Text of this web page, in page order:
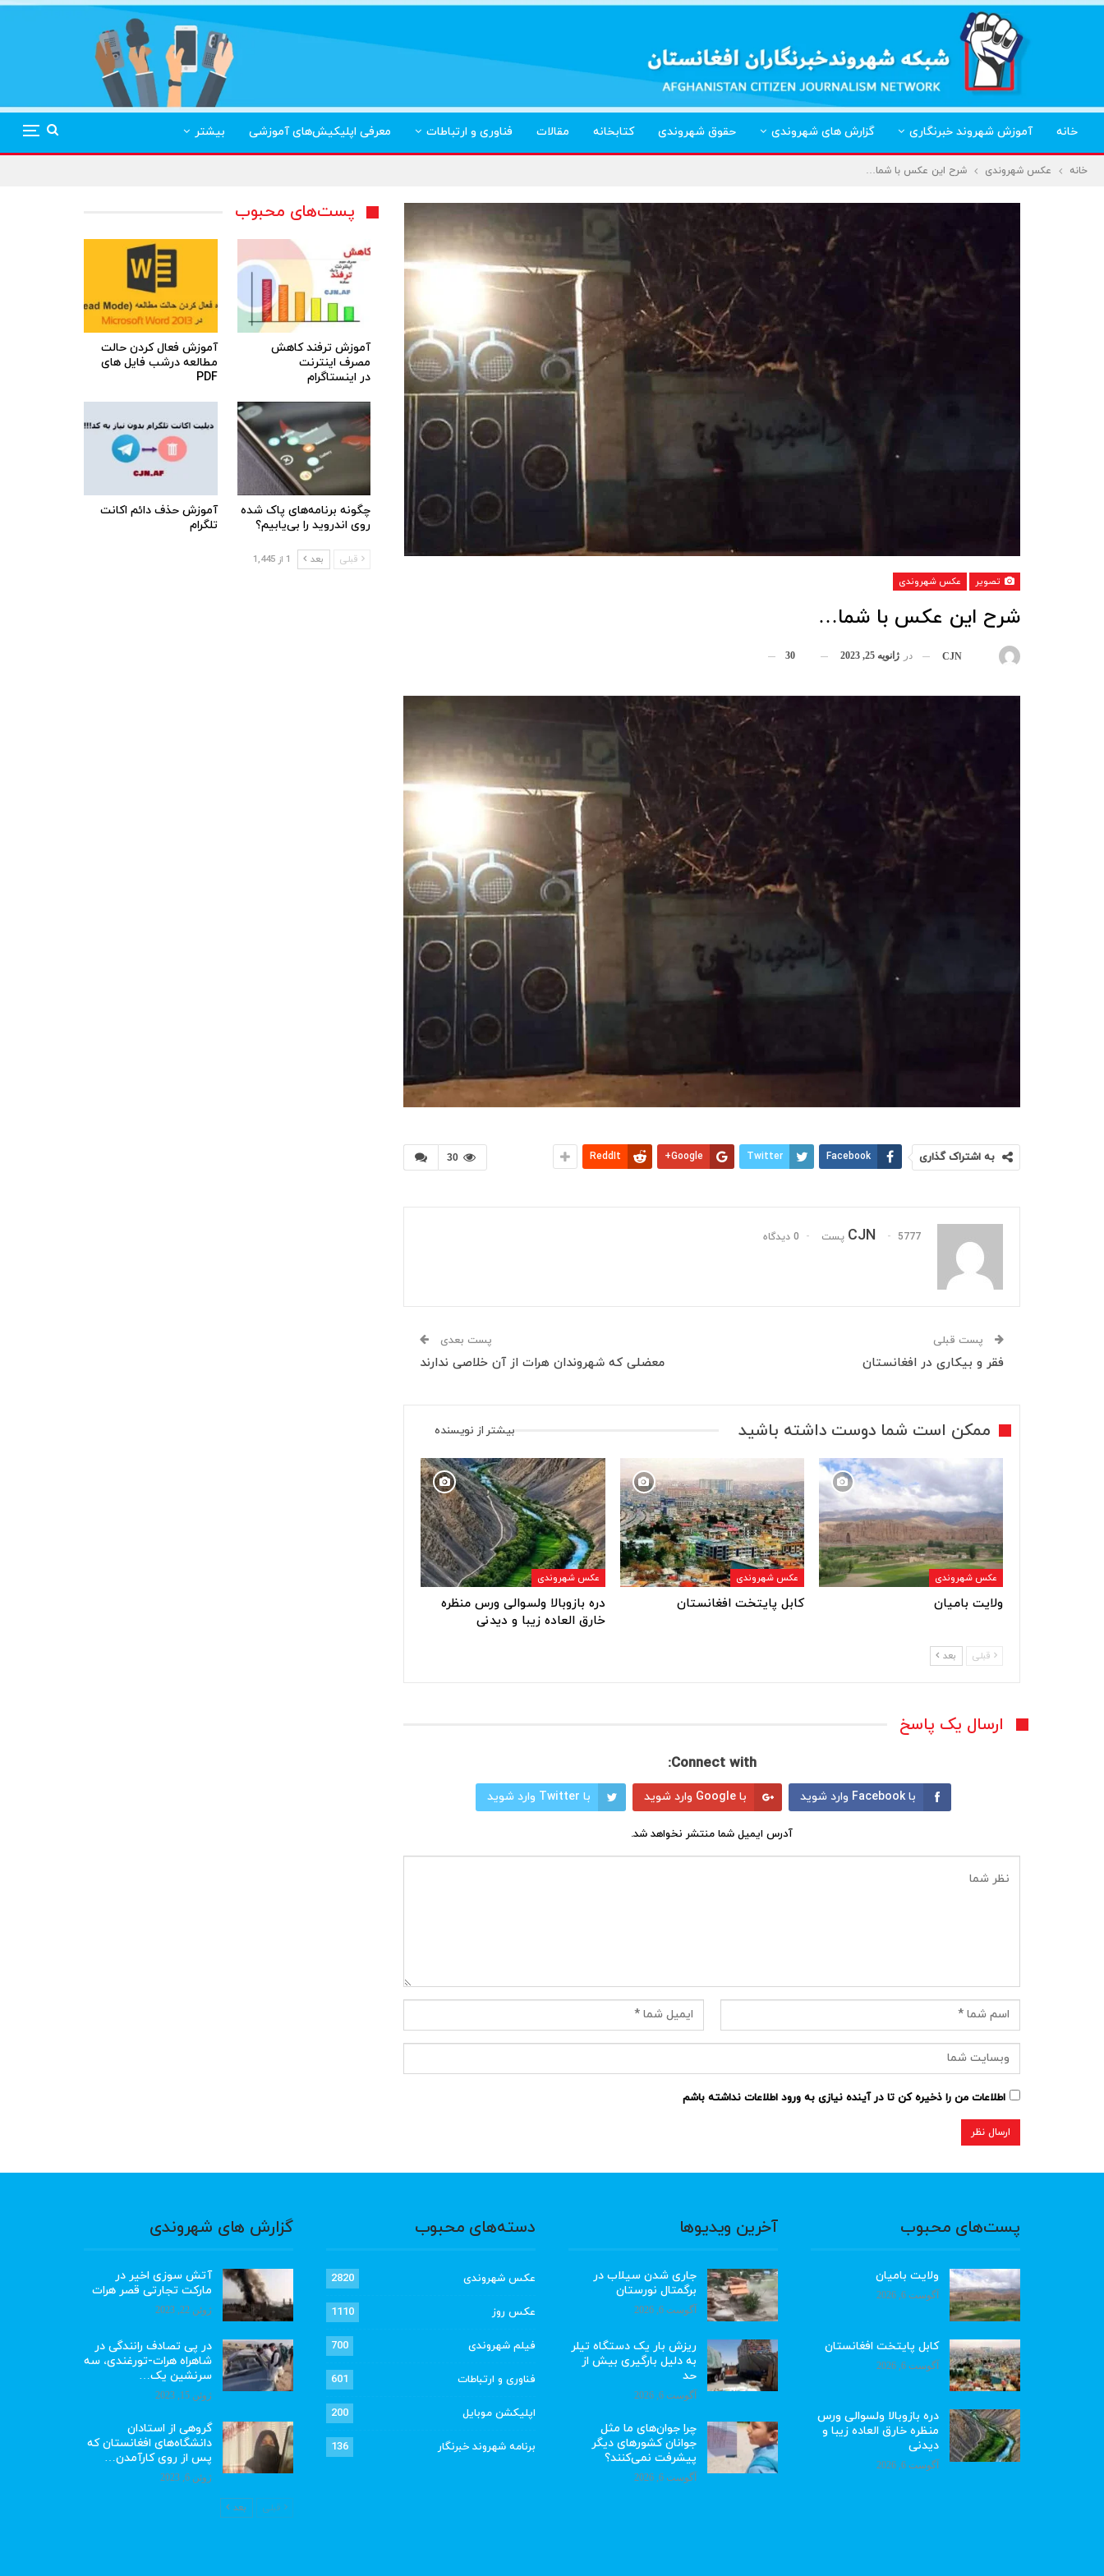
خانه آموزش شهروند خبرنگاری گزارش های شهروندی حقوق شهروندی کتابخانه مقالات فناوری و ارتباطات معرفی اپلیکیش‌های آموزشی بیشتر
خانه عکس شهروندی شرح این عکس با شما…
تصویر عکس شهروندی
شرح این عکس با شما…
CJN در ژانویه 25, 2023 30
30 به اشتراک گذاری Facebook
Twitter
Google+
ReddIt
CJN 5777 پست 0 دیدگاه
پست قبلی
فقر و بیکاری در افغانستان
پست بعدی
معضلی که شهروندان هرات از آن خلاصی ندارند
ممکن است شما دوست داشته باشید بیشتر از نویسنده
عکس شهروندی
ولایت بامیان
عکس شهروندی
کابل پایتخت افغانستان
عکس شهروندی
دره بازوبالا ولسوالی ورس منظره
خارق العاده زیبا و دیدنی
قبلی بعد
ارسال یک پاسخ
Connect with:
با Facebook وارد شوید با Google وارد شوید با Twitter وارد شوید
آدرس ایمیل شما منتشر نخواهد شد.
اطلاعات من را ذخیره کن تا در آینده نیازی به ورود اطلاعات نداشته باشم
پست‌های محبوب
آموزش ترفند کاهش
مصرف اینترنت
در اینستاگرام
آموزش فعال کردن حالت
مطالعه درشب فایل های
PDF
چگونه برنامه‌های پاک شده
روی اندروید را بی‌یابیم؟
آموزش حذف دائم اکانت
تلگرام
قبلی بعد 1 از 1,445
پست‌های محبوب
ولایت بامیان
آگوست 6, 2026
کابل پایتخت افغانستان
آگوست 6, 2026
دره بازوبالا ولسوالی ورس
منظره خارق العاده زیبا و
دیدنی
آگوست 6, 2026
آخرین ویدیوها
جاری شدن سیلاب در
برگمتال نورستان
آگوست 6, 2026
ریزش بار یک دستگاه تیلر
به دلیل بارگیری بیش از
حد
آگوست 6, 2026
چرا جوان‌های ما مثل
جوانان کشورهای دیگر
پیشرفت نمی‌کنند؟
آگوست 6, 2026
دسته‌های محبوب
عکس شهروندی 2820
عکس روز 1110
فیلم شهروندی 700
فناوری و ارتباطات 601
اپلیکشن موبایل 200
برنامه شهروند خبرنگار 136
گزارش های شهروندی
آتش سوزی اخیر در
مارکت تجارتی قصر هرات
ژوئن 22, 2023
در پی تصادف رانندگی در
شاهراه هرات-تورغندی، سه
سرنشین یک…
ژوئن 15, 2023
گروهی از استادان
دانشگاه‌های افغانستان که
پس از روی کارآمدن…
ژوئن 6, 2023
قبلی بعد